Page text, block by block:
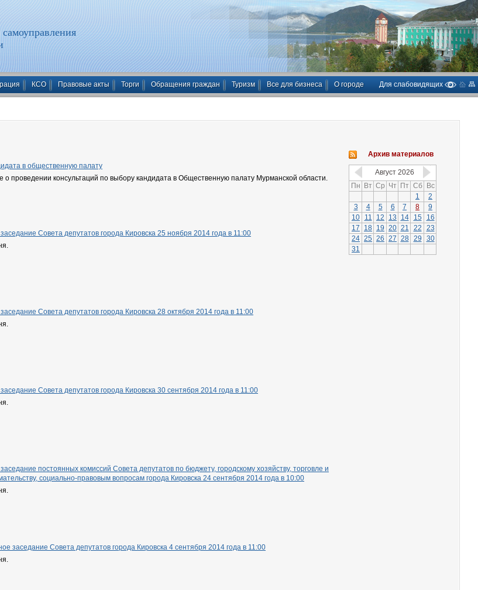
КСО Правовые акты Торги Обращения граждан Туризм Все для бизнеса О городе Для слабовидящих
в общественную палату
о проведении консультаций по выбору кандидата в Общественную палату Мурманской области.
Совета депутатов города Кировска 25 ноября 2014 года в 11:00
Совета депутатов города Кировска 28 октября 2014 года в 11:00
Совета депутатов города Кировска 30 сентября 2014 года в 11:00
постоянных комиссий Совета депутатов по бюджету, городскому хозяйству, торговле и
социально-правовым вопросам города Кировска 24 сентября 2014 года в 10:00
заседание Совета депутатов города Кировска 4 сентября 2014 года в 11:00
Архив материалов
Август 2026
Пн Вт Ср Чт Пт Сб
Вс
1
2
3
4 5 6 7 8
9
10
11 12 13 14 15
16
17
18 19 20 21 22
23
24 25 26 27 28 29
30
31